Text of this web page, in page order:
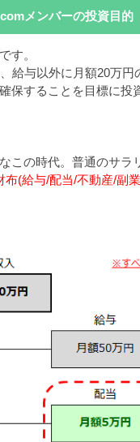
メンバーの投資目的
です。
給与以外に月額20万円
保することを目標に投
この時代。普通のサラ
布(給与/配当/不動産/副